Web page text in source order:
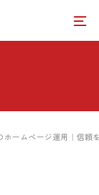
ホームページ運用｜信頼